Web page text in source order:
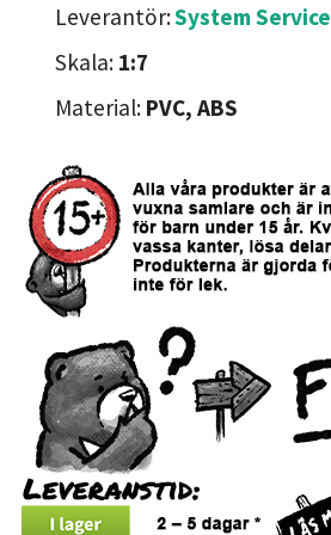
Leverantör:System Service
Skala: 1:7
Material: PVC, ABS